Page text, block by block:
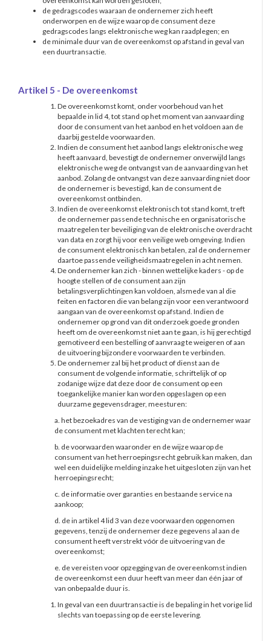
de gedragscodes waaraan de ondernemer zich heeft
onderworpen en de wijze waarop de consument deze
gedragscodes langs elektronische weg kan raadplegen; en
de minimale duur van de overeenkomst op afstand in geval van
een duurtransactie.
Artikel 5 - De overeenkomst
De overeenkomst komt, onder voorbehoud van het
bepaalde in lid 4, tot stand op het moment van aanvaarding
door de consument van het aanbod en het voldoen aan de
daarbij gestelde voorwaarden.
Indien de consument het aanbod langs elektronische weg
heeft aanvaard, bevestigt de ondernemer onverwijld langs
elektronische weg de ontvangst van de aanvaarding van het
aanbod. Zolang de ontvangst van deze aanvaarding niet door
de ondernemer is bevestigd, kan de consument de
overeenkomst ontbinden.
Indien de overeenkomst elektronisch tot stand komt, treft
de ondernemer passende technische en organisatorische
maatregelen ter beveiliging van de elektronische overdracht
van data en zorgt hij voor een veilige web omgeving. Indien
de consument elektronisch kan betalen, zal de ondernemer
daartoe passende veiligheidsmaatregelen in acht nemen.
De ondernemer kan zich - binnen wettelijke kaders - op de
hoogte stellen of de consument aan zijn
betalingsverplichtingen kan voldoen, alsmede van al die
feiten en factoren die van belang zijn voor een verantwoord
aangaan van de overeenkomst op afstand. Indien de
ondernemer op grond van dit onderzoek goede gronden
heeft om de overeenkomst niet aan te gaan, is hij gerechtigd
gemotiveerd een bestelling of aanvraag te weigeren of aan
de uitvoering bijzondere voorwaarden te verbinden.
De ondernemer zal bij het product of dienst aan de
consument de volgende informatie, schriftelijk of op
zodanige wijze dat deze door de consument op een
toegankelijke manier kan worden opgeslagen op een
duurzame gegevensdrager, meesturen:
a. het bezoekadres van de vestiging van de ondernemer waar
de consument met klachten terecht kan;
b. de voorwaarden waaronder en de wijze waarop de
consument van het herroepingsrecht gebruik kan maken, dan
wel een duidelijke melding inzake het uitgesloten zijn van het
herroepingsrecht;
c. de informatie over garanties en bestaande service na
aankoop;
d. de in artikel 4 lid 3 van deze voorwaarden opgenomen
gegevens, tenzij de ondernemer deze gegevens al aan de
consument heeft verstrekt vóór de uitvoering van de
overeenkomst;
e. de vereisten voor opzegging van de overeenkomst indien
de overeenkomst een duur heeft van meer dan één jaar of
van onbepaalde duur is.
In geval van een duurtransactie is de bepaling in het vorige lid
slechts van toepassing op de eerste levering.